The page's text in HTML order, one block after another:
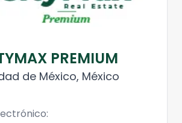
PREMIUM
de México, México